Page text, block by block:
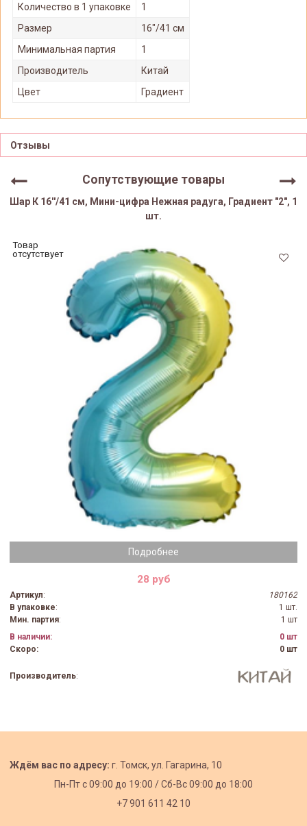
Количество в 1 упаковке
1
Размер
16"/41 см
Минимальная партия
1
Производитель
Китай
Цвет
Градиент
Отзывы
Сопутствующие товары
Шар К 16''/41 см, Мини-цифра Нежная радуга, Градиент "2", 1
шт.
Подробнее
Товар
отсутствует
28 руб
Артикул:
180162
В упаковке:
1 шт.
Мин. партия:
1 шт
В наличии:
0 шт
Скоро:
0 шт
Производитель:
Ждём вас по адресу: г. Томск, ул. Гагарина, 10
Пн-Пт с09:00 до 19:00 /Сб-Вс 09:00 до 18:00
+7 901 611 42 10